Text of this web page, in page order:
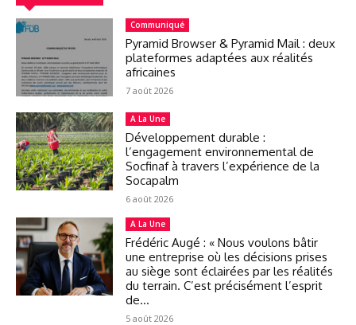
Communiqué
Pyramid Browser & Pyramid Mail : deux
plateformes adaptées aux réalités
africaines
7 août 2026
A La Une
Développement durable :
l’engagement environnemental de
Socfinaf à travers l’expérience de la
Socapalm
6 août 2026
A La Une
Frédéric Augé : « Nous voulons bâtir
une entreprise où les décisions prises
au siège sont éclairées par les réalités
du terrain. C’est précisément l’esprit
de...
5 août 2026